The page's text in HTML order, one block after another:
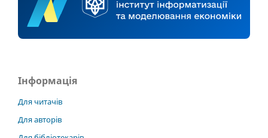
Інформація
Для читачів
Для авторів